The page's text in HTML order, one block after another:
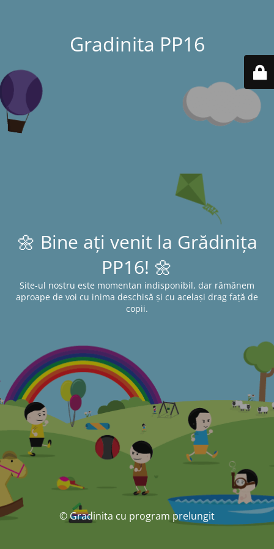
Gradinita PP16
🌼 Bine ați venit la Grădinița
PP16! 🌼
Site-ul nostru este momentan indisponibil, dar rămânem
aproape de voi cu inima deschisă și cu același drag față de
copii.
© Gradinita cu program prelungit